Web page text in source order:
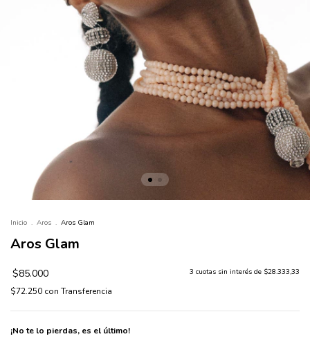
Inicio . Aros . Aros Glam
Aros Glam
$85.000 3 cuotas sin interés de $28.333,33
$72.250 con Transferencia
¡No te lo pierdas, es el último!